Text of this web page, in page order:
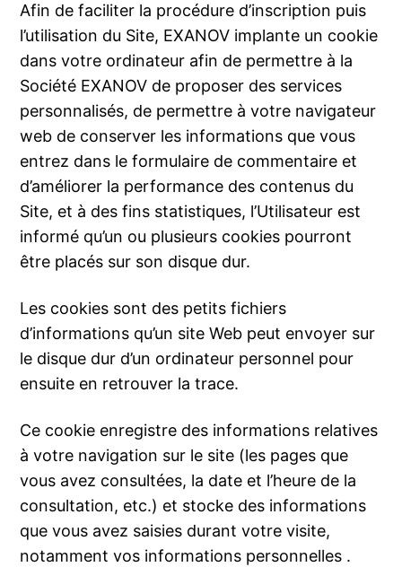
Afin de faciliter la procédure d’inscription puis
l’utilisation du Site, EXANOV implante un cookie
dans votre ordinateur afin de permettre à la
Société EXANOV de proposer des services
personnalisés, de permettre à votre navigateur
web de conserver les informations que vous
entrez dans le formulaire de commentaire et
d’améliorer la performance des contenus du
Site, et à des fins statistiques, l’Utilisateur est
informé qu’un ou plusieurs cookies pourront
être placés sur son disque dur.
Les cookies sont des petits fichiers
d’informations qu’un site Web peut envoyer sur
le disque dur d’un ordinateur personnel pour
ensuite en retrouver la trace.
Ce cookie enregistre des informations relatives
à votre navigation sur le site (les pages que
vous avez consultées, la date et l’heure de la
consultation, etc.) et stocke des informations
que vous avez saisies durant votre visite,
notamment vos informations personnelles .